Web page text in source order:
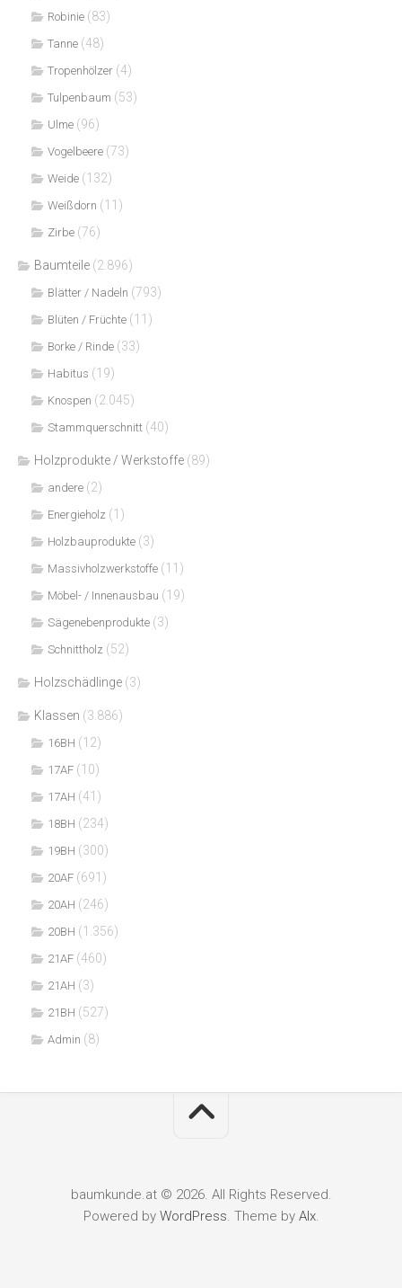
Robinie (83)
Tanne (48)
Tropenhölzer (4)
Tulpenbaum (53)
Ulme (96)
Vogelbeere (73)
Weide (132)
Weißdorn (11)
Zirbe (76)
Baumteile (2.896)
Blätter / Nadeln (793)
Blüten / Früchte (11)
Borke / Rinde (33)
Habitus (19)
Knospen (2.045)
Stammquerschnitt (40)
Holzprodukte / Werkstoffe (89)
andere (2)
Energieholz (1)
Holzbauprodukte (3)
Massivholzwerkstoffe (11)
Möbel- / Innenausbau (19)
Sägenebenprodukte (3)
Schnittholz (52)
Holzschädlinge (3)
Klassen (3.886)
16BH (12)
17AF (10)
17AH (41)
18BH (234)
19BH (300)
20AF (691)
20AH (246)
20BH (1.356)
21AF (460)
21AH (3)
21BH (527)
Admin (8)
baumkunde.at © 2026. All Rights Reserved.
Powered by WordPress. Theme by Alx.